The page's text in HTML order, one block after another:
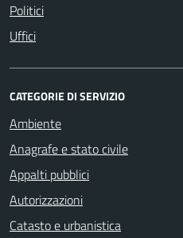
Politici
Uffici
CATEGORIE DI SERVIZIO
Ambiente
Anagrafe e stato civile
Appalti pubblici
Autorizzazioni
Catasto e urbanistica